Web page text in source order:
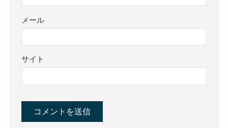
メール
サイト